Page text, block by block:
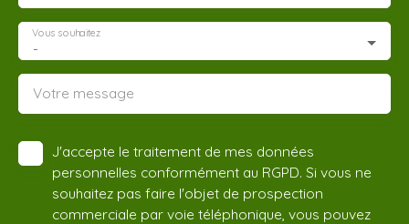
-
Vous souhaitez
Votre message
J'accepte le traitement de mes données
personnelles conformément au RGPD. Si vous ne
souhaitez pas faire l'objet de prospection
commerciale par voie téléphonique, vous pouvez